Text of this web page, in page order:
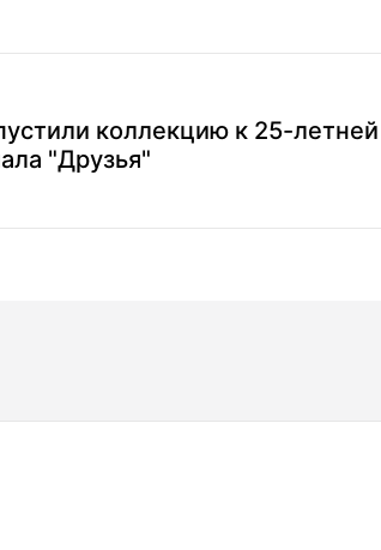
коллекцию к 25-летней
"Друзья"